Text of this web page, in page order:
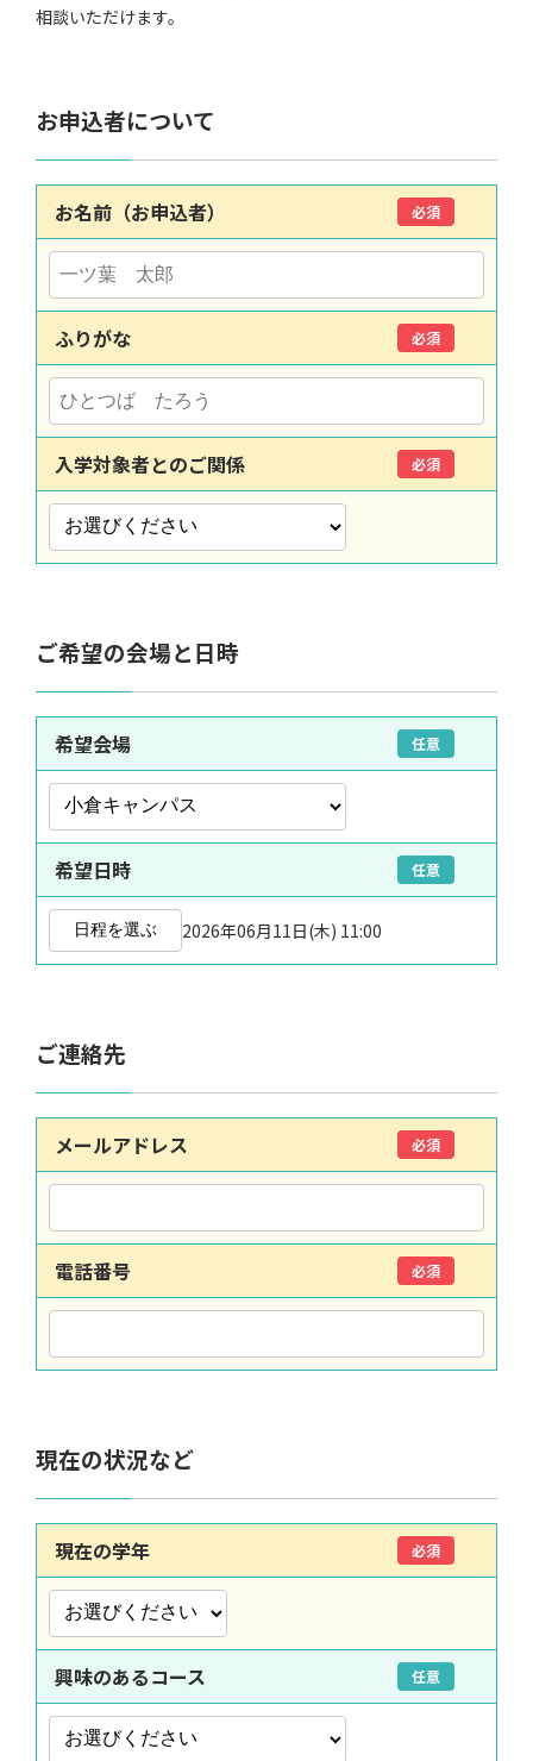
相談いただけます。
お申込者について
お名前（お申込者） 必須
ふりがな 必須
入学対象者とのご関係 必須
ご希望の会場と日時
希望会場 任意
希望日時 任意
日程を選ぶ 2026年06月11日(木) 11:00
ご連絡先
メールアドレス 必須
電話番号 必須
現在の状況など
現在の学年 必須
興味のあるコース 任意